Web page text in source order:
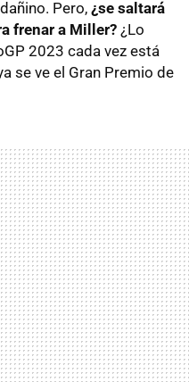
Pero,¿se saltará
frenar a Miller? ¿Lo
2023 cada vez está
se ve el Gran Premio de